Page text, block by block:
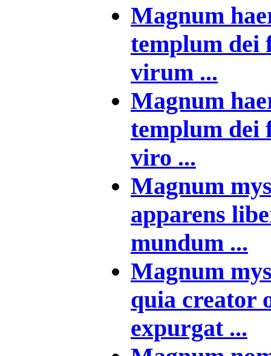
Magnum
templum dei
virum ...
Magnum
templum dei
viro ...
Magnum
apparens
mundum ...
Magnum
quia creator
expurgat ...